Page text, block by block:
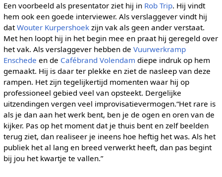
Een voorbeeld als presentator ziet hij in Rob Trip. Hij vindt
hem ook een goede interviewer. Als verslaggever vindt hij
datWouter Kurpershoekzijn vak als geen ander verstaat.
Met hen loopt hij in het begin mee en praat hij geregeld over
het vak. Als verslaggever hebben de Vuurwerkramp
Enschede en de Cafébrand Volendam diepe indruk op hem
gemaakt. Hij is daar ter plekke en ziet de nasleep van deze
rampen. Het zijn tegelijkertijd momenten waar hij op
professioneel gebied veel van opsteekt. Dergelijke
uitzendingen vergen veel improvisatievermogen.“Het rare is
als je dan aan het werk bent, ben je de ogen en oren van de
kijker. Pas op het moment dat je thuis bent en zelf beelden
terug ziet, dan realiseer je ineens hoe heftig het was. Als het
publiek het al lang en breed verwerkt heeft, dan pas begint
bij jou het kwartje te vallen.”